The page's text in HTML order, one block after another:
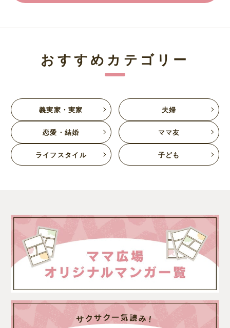
おすすめカテゴリー
義実家・実家 夫婦
恋愛・結婚 ママ友
ライフスタイル 子ども